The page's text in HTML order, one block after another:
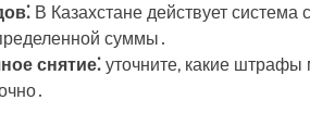
В Казахстане действует
суммы․
снятие⁚ уточните, какие